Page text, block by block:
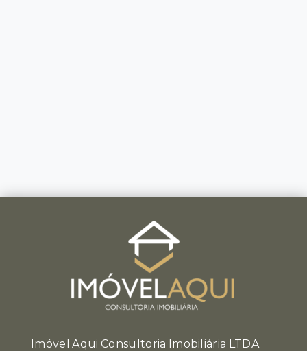
Imóvel Aqui Consultoria Imobiliária LTDA